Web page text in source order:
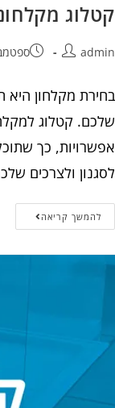
קטלוג
admin ספטמבר 23,
בחירת מקלחון
שלכם. קטלוג
אפשרויות, כך
לסגנון ולצרכים
להמשך קריאה